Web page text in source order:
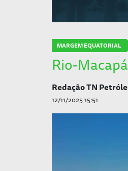
MARGEM EQUATORIAL
Rio-
Redação TN
12/11/2025 15:51